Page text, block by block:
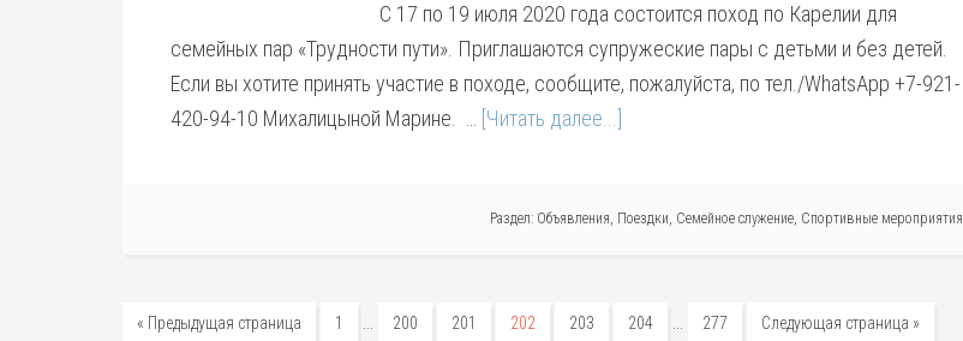
С 17 по 19 июля 2020 года состоится поход по Карелии для
семейных пар «Трудности пути». Приглашаются супружеские пары с детьми и без детей.
Если вы хотите принять участие в походе, сообщите, пожалуйста, по тел./WhatsApp +7-921-
420-94-10 Михалицыной Марине. …
[Читать далее...]
Раздел: Объявления, Поездки, Семейное служение, Спортивные мероприятия
« Предыдущая страница 1 200 201 202 203 204 277 Следующая страница »